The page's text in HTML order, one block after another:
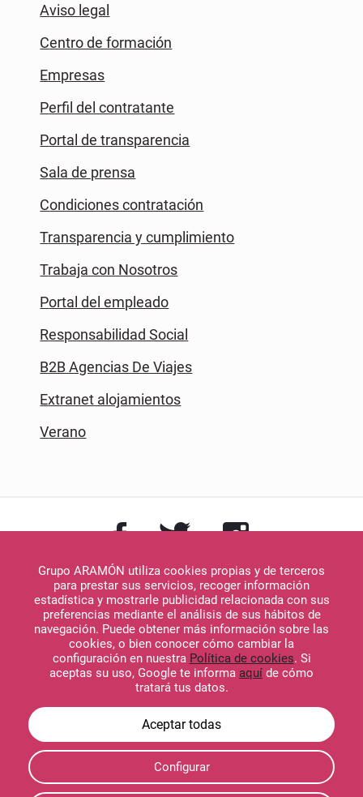
Grupo ARAMÓN utiliza cookies propias y de terceros
para prestar sus servicios, recoger información
estadística y mostrarle publicidad relacionada con sus
preferencias mediante el análisis de sus hábitos de
navegación. Puede obtener más información sobre las
cookies, o bien conocer cómo cambiar la
configuración en nuestra Política de cookies. Si
aceptas su uso, Google te informa aquí de cómo
tratará tus datos.
Configurar
Aviso legal
Centro de formación
Empresas
Perfil del contratante
Portal de transparencia
Sala de prensa
Condiciones contratación
Transparencia y cumplimiento
Trabaja con Nosotros
Portal del empleado
Responsabilidad Social
B2B Agencias De Viajes
Extranet alojamientos
Verano
Descargar en
App Store
Descargar en
Google Play